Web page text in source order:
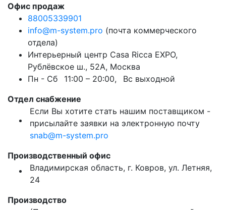
Офис продаж
88005339901
info@m-system.pro (почта коммерческого
отдела)
Интерьерный центр Casa Ricca EXPO,
Рублёвское ш., 52А, Москва
Пн - Сб
11:00 – 20:00,
Вс выходной
Отдел снабжение
Если Вы хотите стать нашим поставщиком -
присылайте заявки на электронную почту
snab@m-system.pro
Производственный офис
Владимирская область, г. Ковров, ул. Летняя,
24
Производство